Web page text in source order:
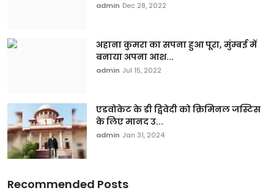
admin Dec 28, 2022
अहाना कुमरा का सपना हुआ पूरा, मुंम्बई में
बनाया अपना आश...
admin Jul 15, 2022
एडवोकेट के डी द्विवेदी को क्रिमिनल जस्टिस
के लिए मानद उ...
admin Jan 31, 2024
Recommended Posts